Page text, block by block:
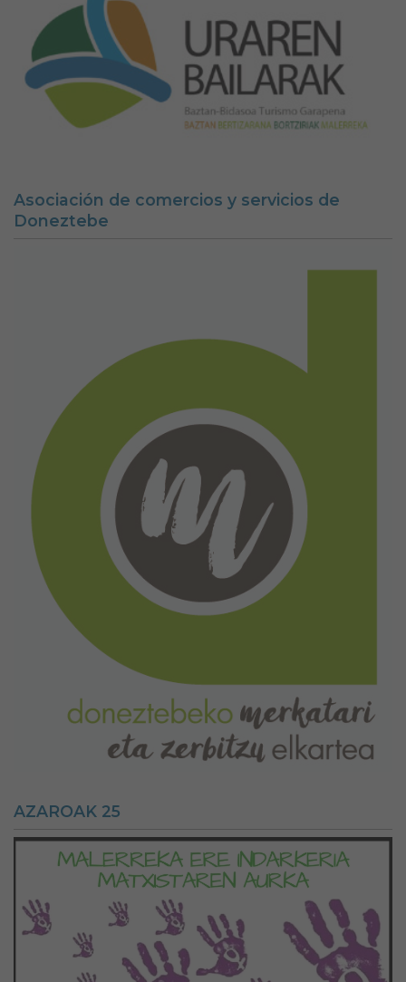
Asociación de comercios y servicios de
Doneztebe
AZAROAK 25